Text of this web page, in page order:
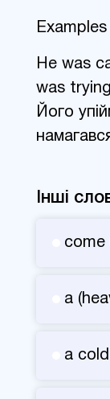
Examples
He was
was
Його
Інші
come
a
a